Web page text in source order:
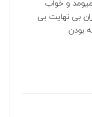
میومد و خواب
بی نهایت بی
بودن